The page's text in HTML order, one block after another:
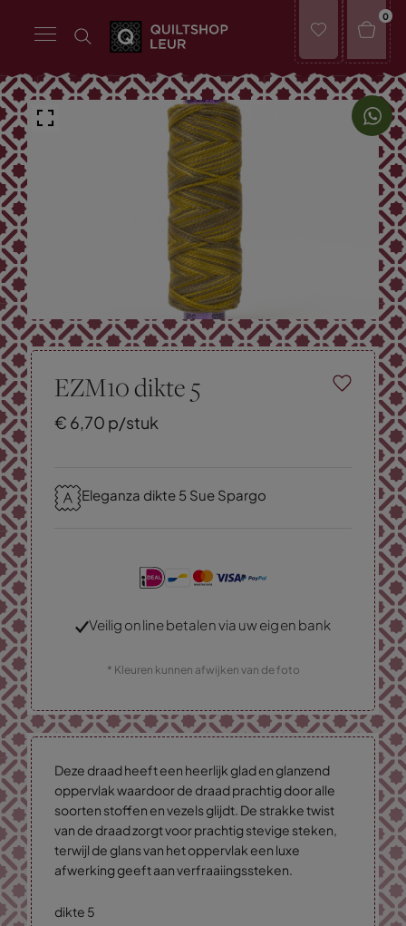
0
EZM10 dikte 5
€ 6,70 p/stuk
Eleganza dikte 5 Sue Spargo
Veilig online betalen via uw eigen bank
* Kleuren kunnen afwijken van de foto
Deze draad heeft een heerlijk glad en glanzend
oppervlak waardoor de draad prachtig door alle
soorten stoffen en vezels glijdt. De strakke twist
van de draad zorgt voor prachtig stevige steken,
terwijl de glans van het oppervlak een luxe
afwerking geeft aan verfraaiingssteken.
dikte 5